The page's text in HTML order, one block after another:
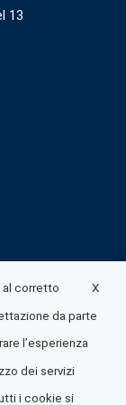
13
X
al corretto
da parte
l’esperienza
dei servizi
i cookie si